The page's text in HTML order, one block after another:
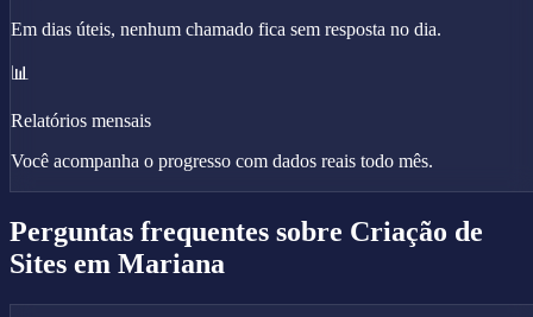
Em dias úteis, nenhum chamado fica sem resposta no dia.
📊
Relatórios mensais
Você acompanha o progresso com dados reais todo mês.
Perguntas frequentes sobre Criação de
Sites em Mariana